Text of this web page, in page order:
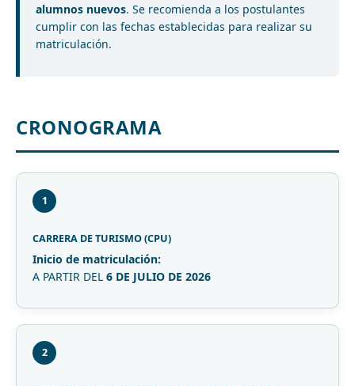
alumnos nuevos. Se recomienda a los postulantes
cumplir con las fechas establecidas para realizar su
matriculación.
CRONOGRAMA
1
CARRERA DE TURISMO (CPU)
Inicio de matriculación:
A PARTIR DEL 6 DE JULIO DE 2026
2